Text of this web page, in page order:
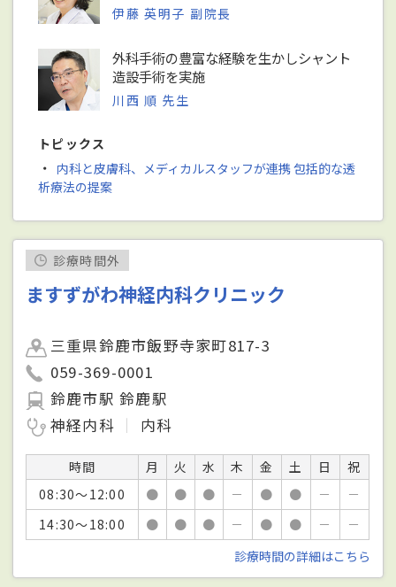
伊藤 英明子 副院長
外科手術の豊富な経験を生かしシャント
造設手術を実施
川西 順 先生
トピックス
・ 内科と皮膚科、メディカルスタッフが連携 包括的な透
析療法の提案
診療時間外
ますずがわ神経内科クリニック
三重県鈴鹿市飯野寺家町817-3
059-369-0001
鈴鹿市駅 鈴鹿駅
神経内科
内科
時間 月 火 水 木 金 土 日
祝
08:30～12:00
● ● ● － ● ● －
－
14:30～18:00
● ● ● － ● ● －
－
診療時間の詳細はこちら